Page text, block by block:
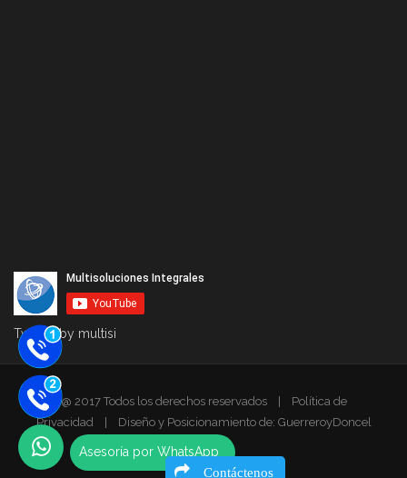
Contáctenos
Tweets by multisi
@ 2017 Todos los derechos reservados
Política de
Privacidad
Diseño y Posicionamiento de: GuerreroyDoncel
Company
Asesoría por WhatsApp